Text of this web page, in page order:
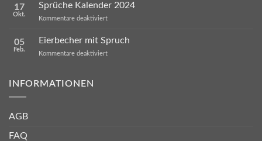
werden
Mitarbeiter
17
Okt.
Sprüche Kalender 2024
Kommentare deaktiviertfür
2024
05
Feb.
Eierbecher mit Spruch
Kommentare deaktiviertfür
INFORMATIONEN
AGB
FAQ